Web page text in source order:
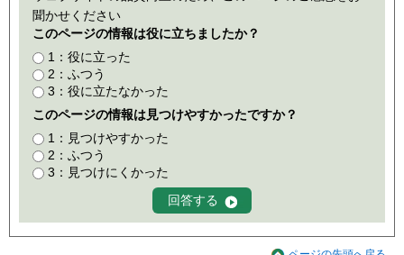
聞かせください
このページの情報は役に立ちましたか？
1：役に立った
2：ふつう
3：役に立たなかった
このページの情報は見つけやすかったですか？
1：見つけやすかった
2：ふつう
3：見つけにくかった